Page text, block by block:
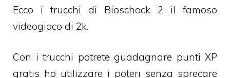
Ecco i trucchi di Bioschock 2 il famoso
videogioco di 2k.
Con i trucchi potrete guadagnare punti XP
gratis ho utilizzare i poteri senza sprecare